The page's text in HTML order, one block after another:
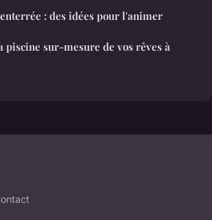
: des idées pour l'animer
piscine sur-mesure de vos rêves à